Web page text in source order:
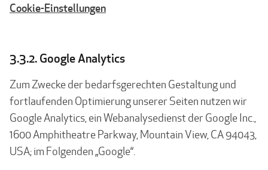
Cookie-Einstellungen
3.3.2. Google Analytics
Zum Zwecke der bedarfsgerechten Gestaltung und
fortlaufenden Optimierung unserer Seiten nutzen wir
Google Analytics, ein Webanalysedienst der Google Inc.,
1600 Amphitheatre Parkway, Mountain View, CA 94043,
USA; im Folgenden „Google“.